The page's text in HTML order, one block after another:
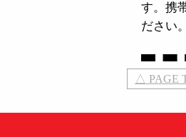
す。携
ださい
△ PAGE